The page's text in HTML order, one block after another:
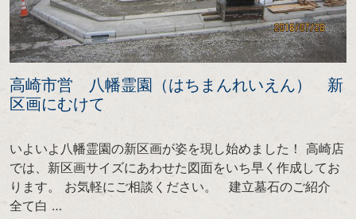
高崎市営 八幡霊園（はちまんれいえん） 新
区画にむけて
いよいよ八幡霊園の新区画が姿を現し始めました！ 高崎店
では、新区画サイズにあわせた図面をいち早く作成してお
ります。 お気軽にご相談ください。 建立墓石のご紹介
全て白 …